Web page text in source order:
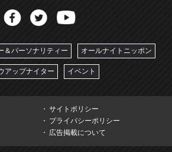
＆パーソナリティー オールナイトニッポン
アップナイター イベント
サイトポリシー
プライバシーポリシー
広告掲載について